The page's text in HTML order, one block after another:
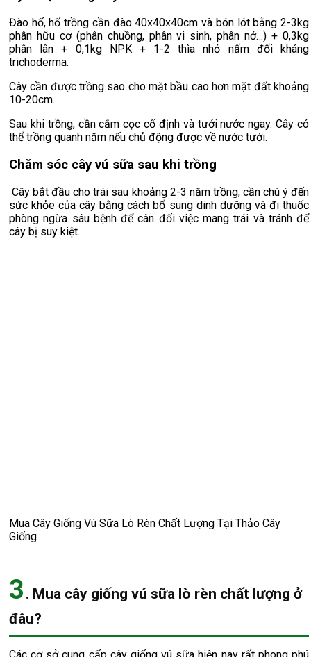
Đào hố, hố trồng cần đào 40x40x40cm và bón lót bằng 2-3kg
phân hữu cơ (phân chuồng, phân vi sinh, phân nở…) + 0,3kg
phân lân + 0,1kg NPK + 1-2 thìa nhỏ nấm đối kháng
trichoderma.
Cây cần được trồng sao cho mặt bầu cao hơn mặt đất khoảng
10-20cm.
Sau khi trồng, cần cắm cọc cố định và tưới nước ngay. Cây có
thể trồng quanh năm nếu chủ động được về nước tưới.
Chăm sóc cây vú sữa sau khi trồng
Cây bắt đầu cho trái sau khoảng 2-3 năm trồng, cần chú ý đến
sức khỏe của cây bằng cách bổ sung dinh dưỡng và đi thuốc
phòng ngừa sâu bệnh để cân đối việc mang trái và tránh để
cây bị suy kiệt.
Mua Cây Giống Vú Sữa Lò Rèn Chất Lượng Tại Thảo Cây
Giống
3 . Mua cây giống vú sữa lò rèn chất lượng ở
đâu?
Các cơ sở cung cấp cây giống vú sữa hiện nay rất phong phú